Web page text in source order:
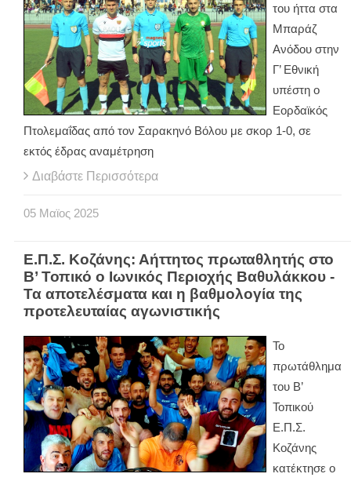
του ήττα στα
Μπαράζ
Ανόδου στην
Γ’ Εθνική
υπέστη ο
Εορδαϊκός
Πτολεμαΐδας από τον Σαρακηνό Βόλου με σκορ 1-0, σε
εκτός έδρας αναμέτρηση
Διαβάστε Περισσότερα
05 Μαϊος 2025
Ε.Π.Σ. Κοζάνης: Αήττητος πρωταθλητής στο
Β’ Τοπικό ο Ιωνικός Περιοχής Βαθυλάκκου -
Τα αποτελέσματα και η βαθμολογία της
προτελευταίας αγωνιστικής
Το
πρωτάθλημα
του Β’
Τοπικού
Ε.Π.Σ.
Κοζάνης
κατέκτησε ο